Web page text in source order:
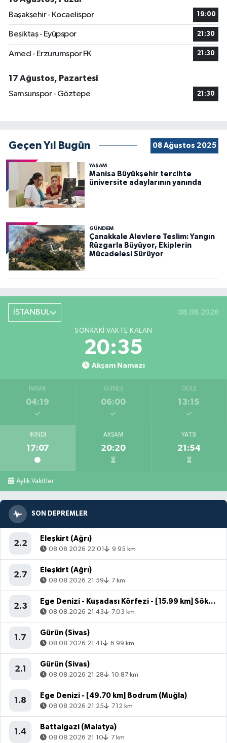
Başakşehir - Kocaelispor
19:00
Beşiktaş - Eyüpspor 21:30
Amed - Erzurumspor FK 21:30
17 Ağustos, Pazartesi
Samsunspor - Göztepe
21:30
Geçen Yıl Bugün 08 Ağustos 2025
YAŞAM
Manisa Büyükşehir tercihte
üniversite adaylarının yanında
GÜNDEM
Çanakkale Alevlere Teslim: Yangın
Rüzgarla Büyüyor, Ekiplerin
Mücadelesi Sürüyor
İSTANBUL 08.08.2026
SONRAKI VAKTE KALAN
20:33
Akşam Namazı
İMSAK
04:19
GÜNEŞ
06:00
ÖĞLE
13:15
İKINDI
17:07
AKŞAM
20:20
YATSI
21:54
Aylık Vakitler
SON DEPREMLER
2.2
Eleşkirt (Ağrı)
08.08.2026 22:01 9.95 km
2.7
Eleşkirt (Ağrı)
08.08.2026 21:59 7 km
2.3
Ege Denizi - Kuşadası Körfezi - [15.99 km] Söke (Aydın)
08.08.2026 21:43 7.03 km
1.7
Gürün (Sivas)
08.08.2026 21:41 6.99 km
2.1
Gürün (Sivas)
08.08.2026 21:28 10.87 km
1.8
Ege Denizi - [49.70 km] Bodrum (Muğla)
08.08.2026 21:25 7.12 km
1.4
Battalgazi (Malatya)
08.08.2026 21:10 7 km